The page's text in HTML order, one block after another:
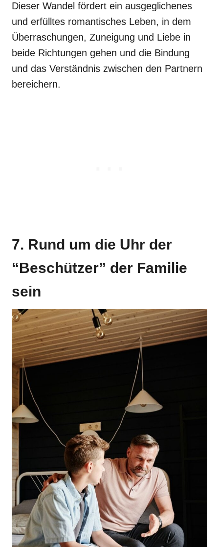
Dieser Wandel fördert ein ausgeglichenes
und erfülltes romantisches Leben, in dem
Überraschungen, Zuneigung und Liebe in
beide Richtungen gehen und die Bindung
und das Verständnis zwischen den Partnern
bereichern.
7. Rund um die Uhr der
“Beschützer” der Familie
sein